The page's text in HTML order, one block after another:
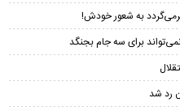
برمی‌گردد به شعور خودش!
برای سه جام بجنگد
رد شد